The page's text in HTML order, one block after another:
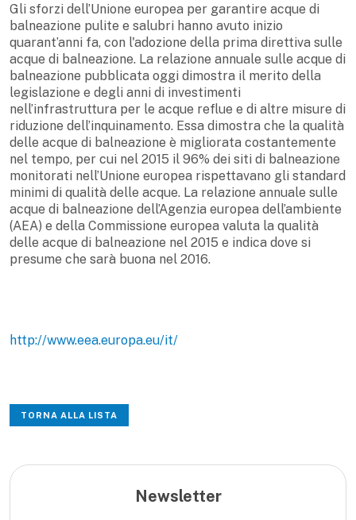
Gli sforzi dell’Unione europea per garantire acque di
balneazione pulite e salubri hanno avuto inizio
quarant’anni fa, con l'adozione della prima direttiva sulle
acque di balneazione. La relazione annuale sulle acque di
balneazione pubblicata oggi dimostra il merito della
legislazione e degli anni di investimenti
nell’infrastruttura per le acque reflue e di altre misure di
riduzione dell’inquinamento. Essa dimostra che la qualità
delle acque di balneazione è migliorata costantemente
nel tempo, per cui nel 2015 il 96% dei siti di balneazione
monitorati nell’Unione europea rispettavano gli standard
minimi di qualità delle acque. La relazione annuale sulle
acque di balneazione dell’Agenzia europea dell’ambiente
(AEA) e della Commissione europea valuta la qualità
delle acque di balneazione nel 2015 e indica dove si
presume che sarà buona nel 2016.
http://www.eea.europa.eu/it/
TORNA ALLA LISTA
Newsletter